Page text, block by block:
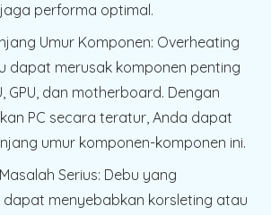
performa optimal.
Umur Komponen: Overheating
dapat merusak komponen penting
GPU, dan motherboard. Dengan
PC secara teratur, Anda dapat
umur komponen-komponen ini.
Serius: Debu yang
dapat menyebabkan korsleting atau